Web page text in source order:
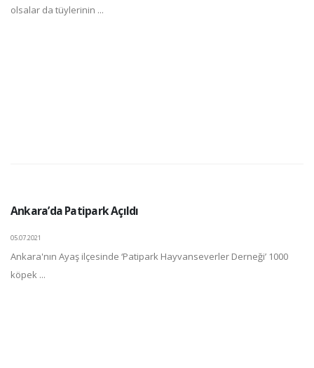
olsalar da tüylerinin ...
Ankara’da Patipark Açıldı
05.07.2021
Ankara'nın Ayaş ilçesinde ‘Patipark Hayvanseverler Derneği’ 1000
köpek ...